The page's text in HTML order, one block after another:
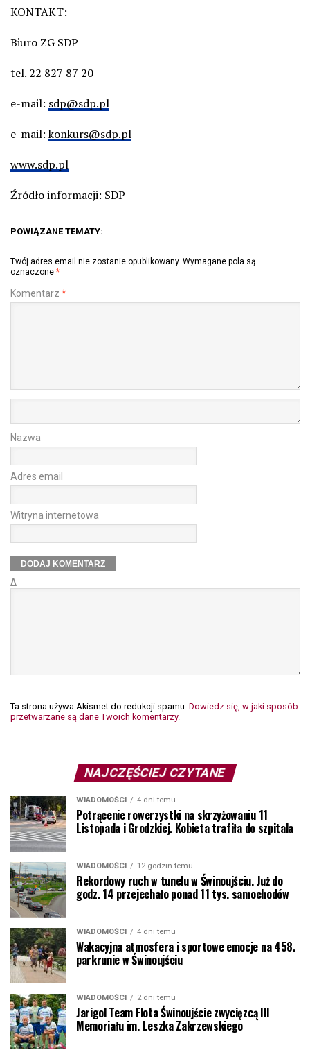
KONTAKT:
Biuro ZG SDP
tel. 22 827 87 20
e-mail: sdp@sdp.pl
e-mail:konkurs@sdp.pl
www.sdp.pl
Źródło informacji: SDP
POWIĄZANE TEMATY:
Twój adres email nie zostanie opublikowany. Wymagane pola są
oznaczone *
Komentarz *
Nazwa
Adres email
Witryna internetowa
Δ
Ta strona używa Akismet do redukcji spamu. Dowiedz się, w jaki sposób
przetwarzane są dane Twoich komentarzy.
NAJCZĘŚCIEJ CZYTANE
WIADOMOŚCI 4 dni temu
Potrącenie rowerzystki na skrzyżowaniu 11
Listopada i Grodzkiej. Kobieta trafiła do szpitala
WIADOMOŚCI 12 godzin temu
Rekordowy ruch w tunelu w Świnoujściu. Już do
godz. 14 przejechało ponad 11 tys. samochodów
WIADOMOŚCI 4 dni temu
Wakacyjna atmosfera i sportowe emocje na 458.
parkrunie w Świnoujściu
WIADOMOŚCI 2 dni temu
Jarigol Team Flota Świnoujście zwycięzcą III
Memoriału im. Leszka Zakrzewskiego